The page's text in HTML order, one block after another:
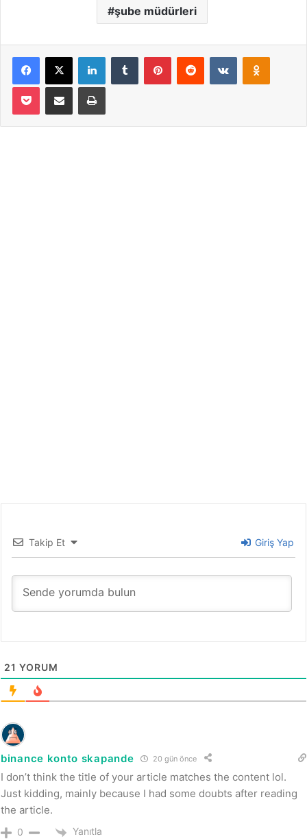
şube müdürleri
Takip Et Giriş Yap
21 YORUM
binance konto skapande 20 gün önce
I don’t think the title of your article matches the content lol.
Just kidding, mainly because I had some doubts after reading
the article.
0 Yanıtla